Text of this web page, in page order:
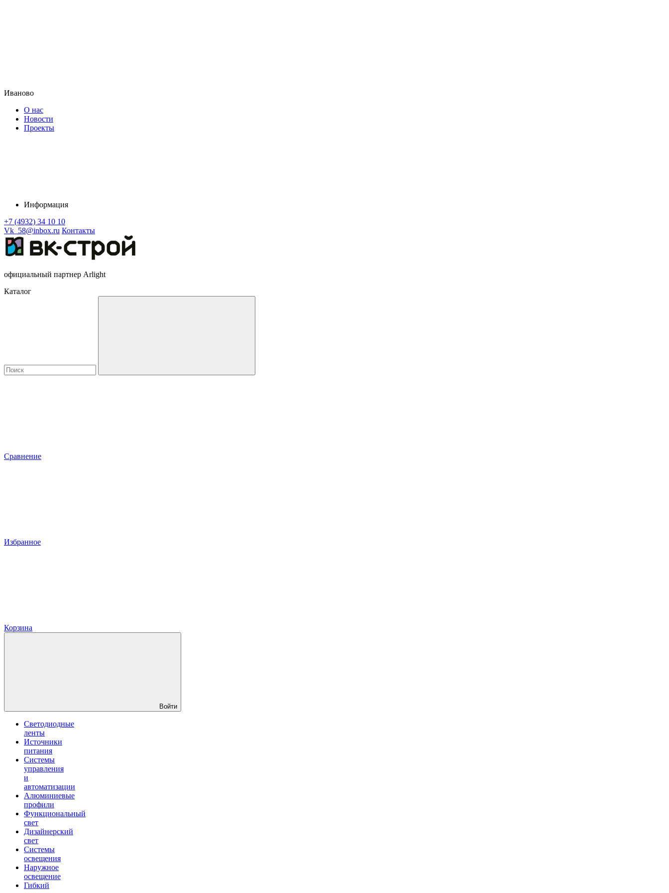
Иваново
О нас
Новости
Проекты
Информация
+7 (4932) 34 10 10
Vk_58@inbox.ru Контакты
официальный партнер Arlight
Каталог
Сравнение
Избранное
Корзина
Войти
Светодиодные
ленты
Источники
питания
Системы
управления
и
автоматизации
Алюминиевые
профили
Функциональный
свет
Дизайнерский
свет
Системы
освещения
Наружное
освещение
Гибкий